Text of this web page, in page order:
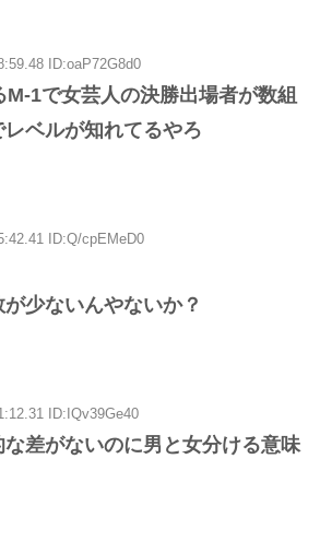
ID:oaP72G8d0
1で女芸人の決勝出場者が数組
レベルが知れてるやろ
ID:Q/cpEMeD0
少ないんやないか？
ID:IQv39Ge40
差がないのに男と女分ける意味